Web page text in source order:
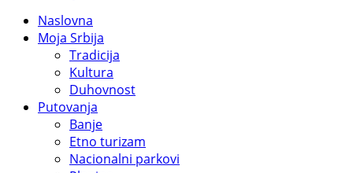
Naslovna
Moja Srbija
Tradicija
Kultura
Duhovnost
Putovanja
Banje
Etno turizam
Nacionalni parkovi